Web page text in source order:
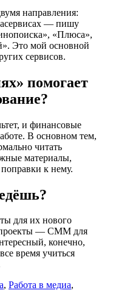
направления:
— пишу
«Плюса»,
Это мой основной
сервисов.
помогает
и финансовые
В основном тем,
читать
материалы,
поправки к нему.
для их нового
проекты — СММ для
конечно,
время учиться
, Работа в медиа,